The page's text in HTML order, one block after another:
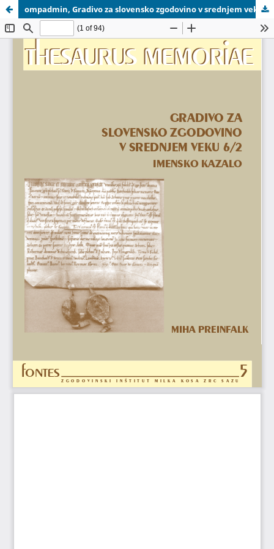
ompadmin, Gradivo za slovensko zgodovino v srednjem veku 6-2_OMP.pdf